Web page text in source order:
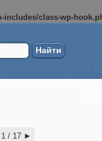
includes/class-wp-
1 / 17 ►